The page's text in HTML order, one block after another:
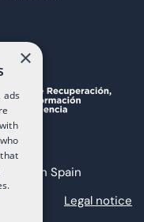
in Spain
Legal notice
×
ads